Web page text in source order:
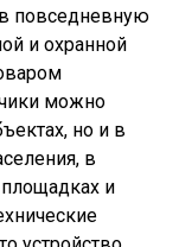
повседневную
и охранной
можно
но и в
в
площадках и